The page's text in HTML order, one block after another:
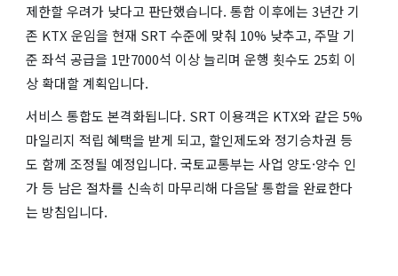
제한할 우려가 낮다고 판단했습니다. 통합 이후에는 3년간 기
존 KTX 운임을 현재 SRT 수준에 맞춰 10% 낮추고, 주말 기
준 좌석 공급을 1만7000석 이상 늘리며 운행 횟수도 25회 이
상 확대할 계획입니다.
서비스 통합도 본격화됩니다. SRT 이용객은 KTX와 같은 5%
마일리지 적립 혜택을 받게 되고, 할인제도와 정기승차권 등
도 함께 조정될 예정입니다. 국토교통부는 사업 양도·양수 인
가 등 남은 절차를 신속히 마무리해 다음달 통합을 완료한다
는 방침입니다.